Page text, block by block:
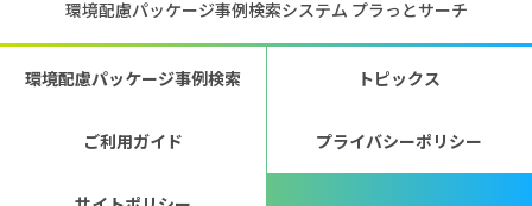
環境配慮パッケージ事例検索システム プラっとサーチ
環境配慮パッケージ事例検索 トピックス
ご利用ガイド プライバシーポリシー